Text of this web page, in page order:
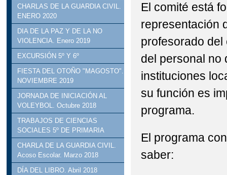
CHARLAS DE LA GUARDIA CIVIL.
ENERO 2020
DIA DE LA PAZ Y DE LA NO
VIOLENCIA. Enero 2019
EXCURSIÓN 5º Y 6º
FIESTA DEL OTOÑO "MAGOSTO".
NOVIEMBRE 2019
JORNADA DE INICIACIÓN AL
VOLEYBOL. Octubre 2018
TRABAJOS DE CIENCIAS
SOCIALES 5º DE PRIMARIA
CHARLA DE LA GUARDIA CIVIL.
Acoso Escolar. Marzo 2018
DÍA DEL LIBRO. Abril 2018
El comité está
representación
profesorado del
del personal no
instituciones
su función es
programa.
El programa
saber: